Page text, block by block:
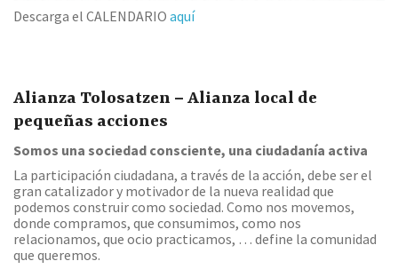
Descarga el CALENDARIO aquí
Alianza Tolosatzen – Alianza local de
pequeñas acciones
Somos una sociedad consciente, una ciudadanía activa
La participación ciudadana, a través de la acción, debe ser el
gran catalizador y motivador de la nueva realidad que
podemos construir como sociedad. Como nos movemos,
donde compramos, que consumimos, como nos
relacionamos, que ocio practicamos, … define la comunidad
que queremos.